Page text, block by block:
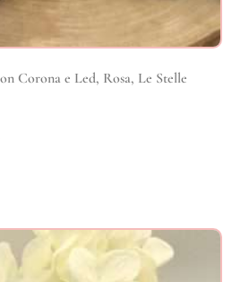
Corona e Led, Rosa, Le Stelle